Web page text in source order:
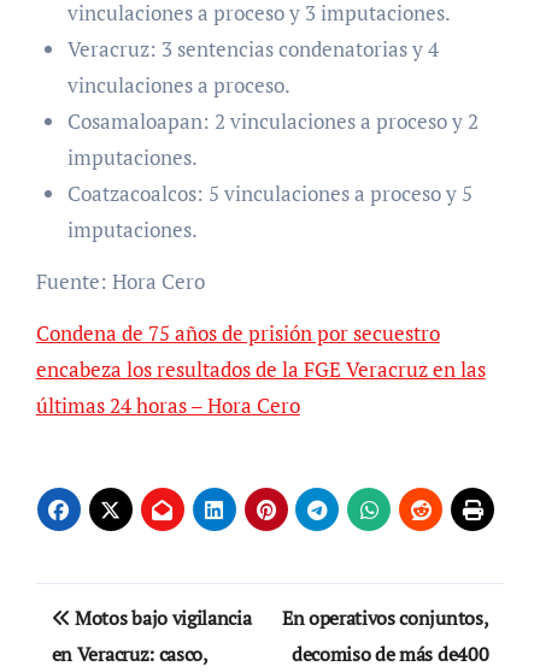
vinculaciones a proceso y 3 imputaciones.
Veracruz: 3 sentencias condenatorias y 4
vinculaciones a proceso.
Cosamaloapan: 2 vinculaciones a proceso y 2
imputaciones.
Coatzacoalcos: 5 vinculaciones a proceso y 5
imputaciones.
Fuente: Hora Cero
Condena de 75 años de prisión por secuestro
encabeza los resultados de la FGE Veracruz en las
últimas 24 horas – Hora Cero
Navegación
de
Motos bajo vigilancia
en Veracruz: casco,
En operativos conjuntos,
decomiso de más de400